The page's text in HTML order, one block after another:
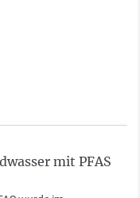
mit PFAS